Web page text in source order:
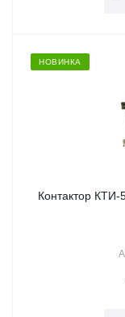
НОВИНКА
Контактор